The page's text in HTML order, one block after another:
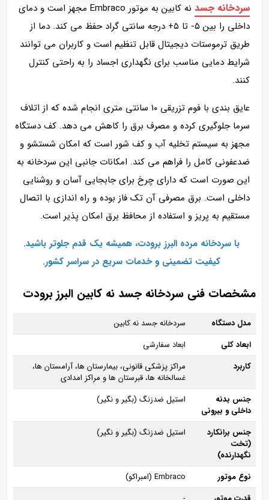
سردخانه جسد
نه کابین به موتور Embraco مجهز است و دمای
داخلی را بین ۵- تا ۵+ درجه سانتی‌ گراد حفظ می‌ کند. دما از
طریق ترموستات دیجیتال قابل تنظیم است و کاربران می‌ توانند
شرایط دمایی مناسب برای نگهداری اجساد را به راحتی کنترل
کنند.
عایق‌ بندی با فوم تزریقی ۱۰ سانتی‌ متری انجام شده که از اتلاف
سرما جلوگیری کرده و مصرف برق را کاهش می‌ دهد. کف دستگاه
مجهز به سیستم تخلیه آب و کف‌ شور است که امکان شستشو و
ضدعفونی کامل را فراهم می‌ کند. امکانات جانبی این سردخانه به
این صورت است که دارای چرخ برای جابجایی آسان و روشنایی
داخلی است. برق مصرفی آن تک‌ فاز بوده و راه‌ اندازی با اتصال
مستقیم به پریز و استفاده از محافظ برق امکان‌ پذیر است.
با سردخانه مرده البرز برودت، همیشه یک قدم جلوتر باشید.
کیفیت تضمینی و خدمات سریع در سراسر کشور.
مشخصات فنی سردخانه جسد نه کابین البرز برودت
مدل دستگاه
سردخانه جسد نه کابین
ابعاد کلی
ابعاد سفارشی
کاربرد
مراکز پزشکی قانونی، بیمارستان‌ ها، آرامستان‌ ها،
غسالخانه‌ ها، قبرستان‌ ها و مراکز امدادی
جنس بدنه
داخلی و بیرونی
استیل ضدزنگ (بگیر و نگیر)
جنس برانکارد
(تخت
نگهدارنده)
استیل ضدزنگ (بگیر و نگیر)
نوع موتور
Embraco (امبراکو)